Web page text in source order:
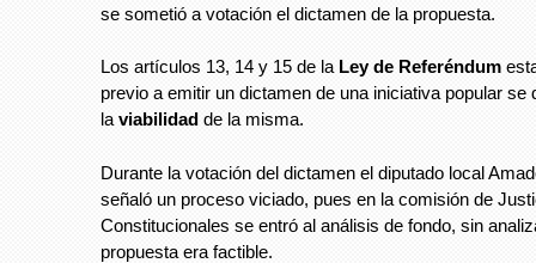
se sometió a votación el dictamen de la propuesta.
Los artículos 13, 14 y 15 de la Ley de Referéndum
previo a emitir un dictamen de una iniciativa popular se
la viabilidad de la misma.
Durante la votación del dictamen el diputado local
señaló un proceso viciado, pues en la comisión de
Constitucionales se entró al análisis de fondo, sin
propuesta era factible.